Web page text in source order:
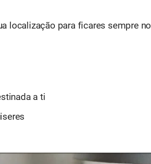
localização para ficares sempre no
a ti